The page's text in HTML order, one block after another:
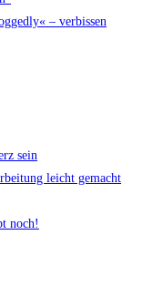
– ver­bis­sen
sein
leicht gemacht
noch!